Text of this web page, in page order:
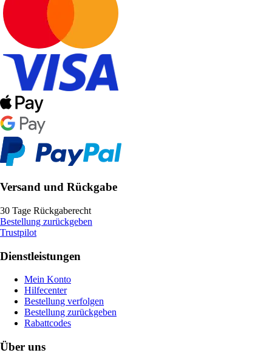
Versand und Rückgabe
30 Tage Rückgaberecht
Bestellung zurückgeben
Trustpilot
Dienstleistungen
Mein Konto
Hilfecenter
Bestellung verfolgen
Bestellung zurückgeben
Rabattcodes
Über uns